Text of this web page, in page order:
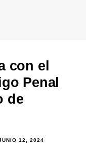
con el
Penal
de
12, 2024